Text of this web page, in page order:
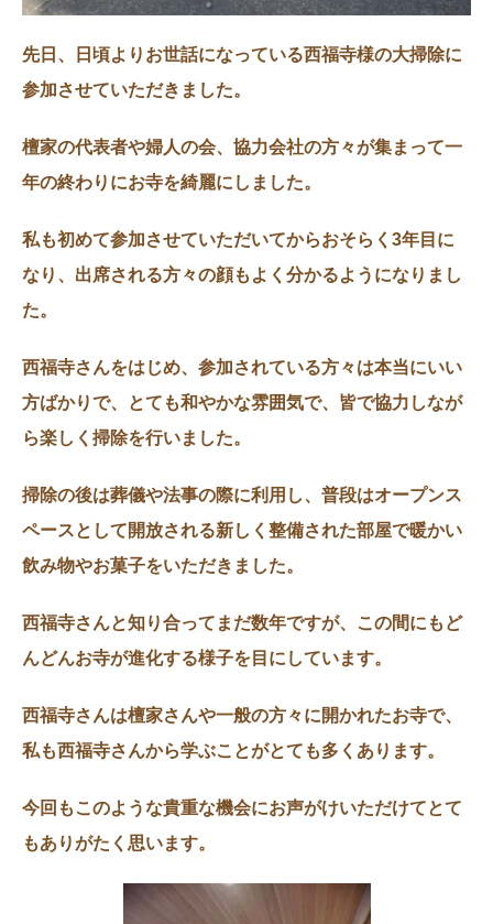
先日、日頃よりお世話になっている西福寺様の大掃除に
参加させていただきました。
檀家の代表者や婦人の会、協力会社の方々が集まって一
年の終わりにお寺を綺麗にしました。
私も初めて参加させていただいてからおそらく3年目に
なり、出席される方々の顔もよく分かるようになりまし
た。
西福寺さんをはじめ、参加されている方々は本当にいい
方ばかりで、とても和やかな雰囲気で、皆で協力しなが
ら楽しく掃除を行いました。
掃除の後は葬儀や法事の際に利用し、普段はオープンス
ペースとして開放される新しく整備された部屋で暖かい
飲み物やお菓子をいただきました。
西福寺さんと知り合ってまだ数年ですが、この間にもど
んどんお寺が進化する様子を目にしています。
西福寺さんは檀家さんや一般の方々に開かれたお寺で、
私も西福寺さんから学ぶことがとても多くあります。
今回もこのような貴重な機会にお声がけいただけてとて
もありがたく思います。